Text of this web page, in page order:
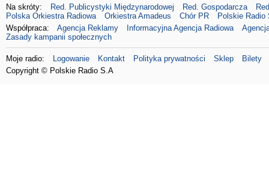
Na skróty:
Red. Publicystyki Międzynarodowej Red. Gospodarcza
Polska Orkiestra Radiowa
Orkiestra Amadeus Chór PR
Polskie Radio
Współpraca:
Agencja Reklamy Informacyjna Agencja Radiowa
Zasady kampanii społecznych
Moje radio: Logowanie Kontakt Polityka prywatności Sklep
Bilety
Copyright © Polskie Radio S.A